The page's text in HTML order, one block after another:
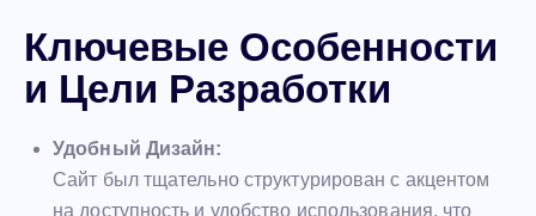
Ключевые Особенности
и Цели Разработки
Удобный Дизайн:
Сайт был тщательно структурирован с акцентом
на доступность и удобство использования, что